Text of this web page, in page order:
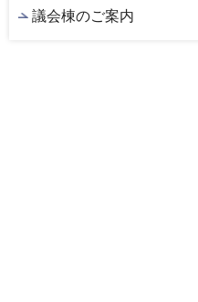
議会棟のご案内